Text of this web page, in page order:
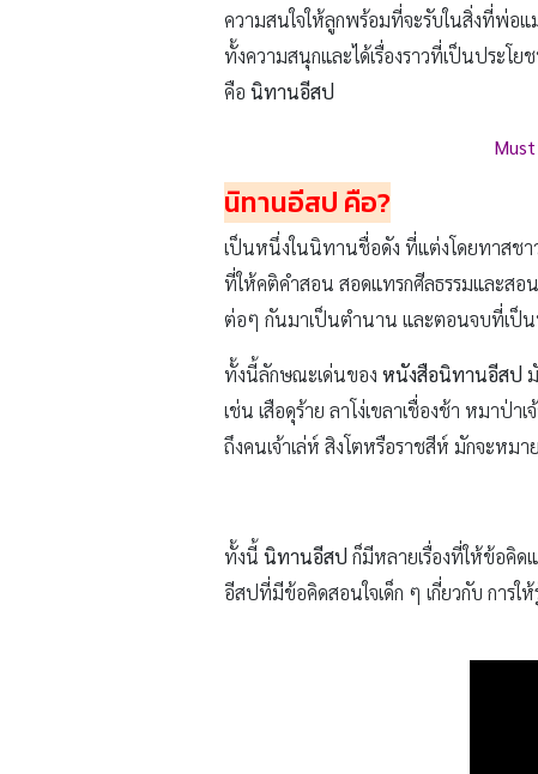
ความสนใจให้ลูกพร้อมที่จะรับในสิ่งที่พ่อ
ทั้งความสนุกและได้เรื่องราวที่เป็นประโ
คือ นิทานอีสป
นิทานอีสป คือ?
เป็นหนึ่งในนิทานชื่อดัง ที่แต่งโดยทาสชา
ที่ให้คติคำสอน สอดแทรกศีลธรรมและสอ
ต่อๆ กันมาเป็นตำนาน และตอนจบที่เป็น
ทั้งนี้ลักษณะเด่นของ หนังสือนิทานอีสป
เช่น เสือดุร้าย ลาโง่เขลาเชื่องช้า หมาป่
ถึงคนเจ้าเล่ห์ สิงโตหรือราชสีห์ มักจะห
ทั้งนี้ นิทานอีสป ก็มีหลายเรื่องที่ให้ข้อคิ
อีสปที่มีข้อคิดสอนใจเด็ก ๆ เกี่ยวกับ การ